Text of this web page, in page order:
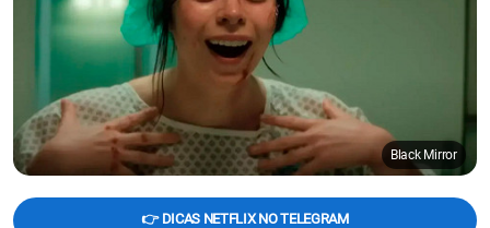
Black Mirror
👉 DICAS NETFLIX NO TELEGRAM